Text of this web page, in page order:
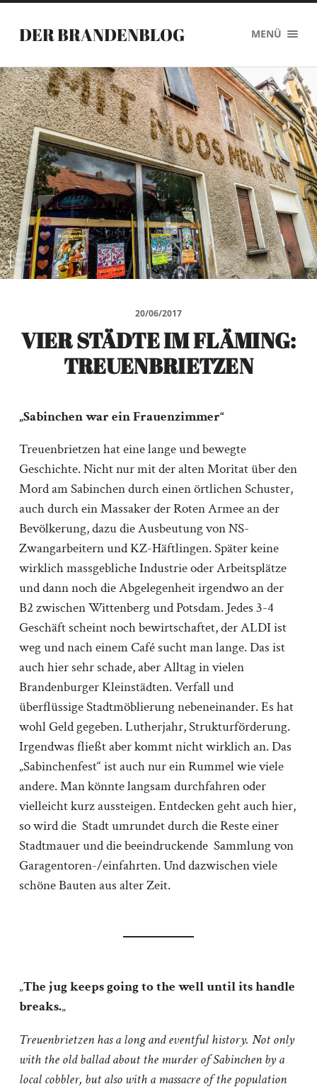
DER BRANDENBLOG MENÜ
20/06/2017
VIER STÄDTE IM FLÄMING:
TREUENBRIETZEN
„Sabinchen war ein Frauenzimmer“
Treuenbrietzen hat eine lange und bewegte
Geschichte. Nicht nur mit der alten Moritat über den
Mord am Sabinchen durch einen örtlichen Schuster,
auch durch ein Massaker der Roten Armee an der
Bevölkerung, dazu die Ausbeutung von NS-
Zwangarbeitern und KZ-Häftlingen. Später keine
wirklich massgebliche Industrie oder Arbeitsplätze
und dann noch die Abgelegenheit irgendwo an der
B2 zwischen Wittenberg und Potsdam. Jedes 3-4
Geschäft scheint noch bewirtschaftet, der ALDI ist
weg und nach einem Café sucht man lange. Das ist
auch hier sehr schade, aber Alltag in vielen
Brandenburger Kleinstädten. Verfall und
überflüssige Stadtmöblierung nebeneinander. Es hat
wohl Geld gegeben. Lutherjahr, Strukturförderung.
Irgendwas fließt aber kommt nicht wirklich an. Das
„Sabinchenfest“ ist auch nur ein Rummel wie viele
andere. Man könnte langsam durchfahren oder
vielleicht kurz aussteigen. Entdecken geht auch hier,
so wird die Stadt umrundet durch die Reste einer
Stadtmauer und die beeindruckende Sammlung von
Garagentoren-/einfahrten. Und dazwischen viele
schöne Bauten aus alter Zeit.
„The jug keeps going to the well until its handle
breaks.„
Treuenbrietzen has a long and eventful history. Not only
with the old ballad about the murder of Sabinchen by a
local cobbler, but also with a massacre of the population